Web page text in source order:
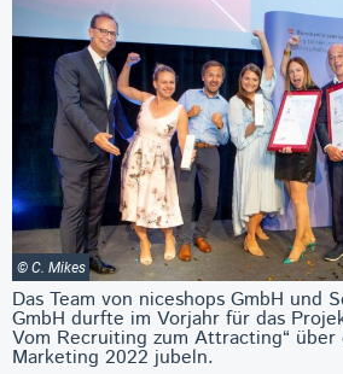
© C. Mikes
Das Team von niceshops GmbH und
GmbH durfte im Vorjahr für das
Vom Recruiting zum Attracting“ über
Marketing 2022 jubeln.